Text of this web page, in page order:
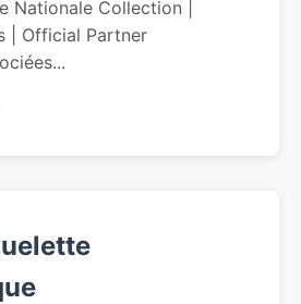
Nationale Collection |
| Official Partner